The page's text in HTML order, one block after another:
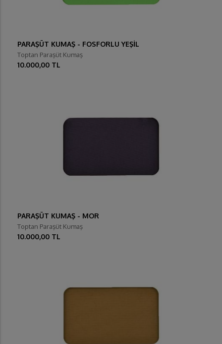
PARAŞÜT KUMAŞ - FOSFORLU YEŞİL
Toptan Paraşüt Kumaş
10.000,00 TL
PARAŞÜT KUMAŞ - MOR
Toptan Paraşüt Kumaş
10.000,00 TL